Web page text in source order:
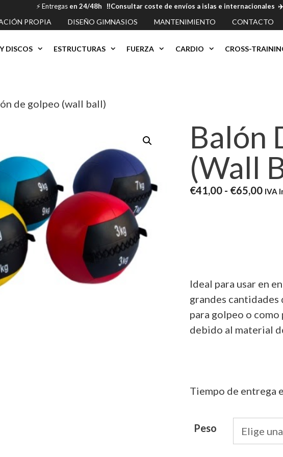
⚡️ Entregas en 24/48h ‼️Consultar coste de envíos a islas e
PROPIA DISEÑO GIMNASIOS MANTENIMIENTO CONTACTO
DISCOS ESTRUCTURAS FUERZA CARDIO CROSS-
de golpeo (wall ball)
Balón
(wall
€41,00 - €65,00 IVA
Ideal para usar en
grandes
para golpeo o
debido al material
Tiempo de entrega
Peso